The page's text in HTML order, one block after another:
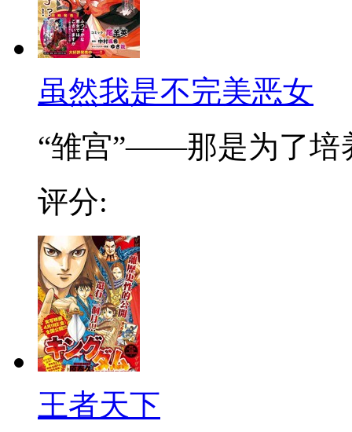
虽然我是不完美恶女
“雏宫”——那是为了培
评分:
王者天下